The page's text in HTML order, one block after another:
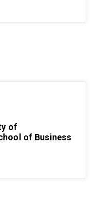
of
of Business